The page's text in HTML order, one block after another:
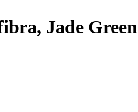
Jade Green